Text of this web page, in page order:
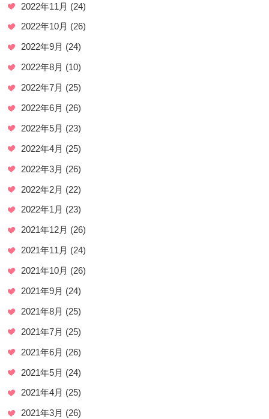
2022年11月 (24)
2022年10月 (26)
2022年9月 (24)
2022年8月 (10)
2022年7月 (25)
2022年6月 (26)
2022年5月 (23)
2022年4月 (25)
2022年3月 (26)
2022年2月 (22)
2022年1月 (23)
2021年12月 (26)
2021年11月 (24)
2021年10月 (26)
2021年9月 (24)
2021年8月 (25)
2021年7月 (25)
2021年6月 (26)
2021年5月 (24)
2021年4月 (25)
2021年3月 (26)